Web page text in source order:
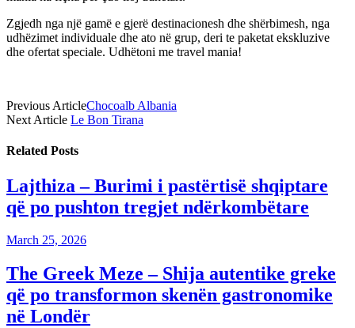
Zgjedh nga një gamë e gjerë destinacionesh dhe shërbimesh, nga
udhëzimet individuale dhe ato në grup, deri te paketat ekskluzive
dhe ofertat speciale. Udhëtoni me travel mania!
Previous ArticleChocoalb Albania
Next Article Le Bon Tirana
Related Posts
Lajthiza – Burimi i pastërtisë shqiptare
që po pushton tregjet ndërkombëtare
March 25, 2026
The Greek Meze – Shija autentike greke
që po transformon skenën gastronomike
në Londër